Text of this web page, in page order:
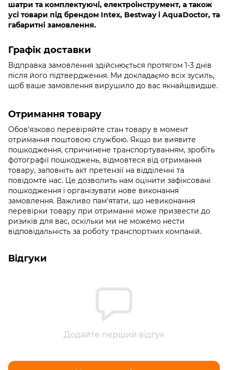
шатри та комплектуючі, електроінструмент, а також
усі товари під брендом Intex, Bestway і AquaDoctor, та
габаритні замовлення.
Графік доставки
Відправка замовлення здійснюється протягом 1-3 днів
після його підтвердження. Ми докладаємо всіх зусиль,
щоб ваше замовлення вирушило до вас якнайшвидше.
Отримання товару
Обов'язково перевіряйте стан товару в момент
отримання поштовою службою. Якщо ви виявите
пошкодження, спричинене транспортуванням, зробіть
фотографії пошкоджень, відмовтеся від отримання
товару, заповніть акт претензії на відділенні та
повідомте нас. Це дозволить нам оцінити зафіксовані
пошкодження і організувати нове виконання
замовлення. Важливо пам'ятати, що невиконання
перевірки товару при отриманні може призвести до
ризиків для вас, оскільки ми не можемо нести
відповідальність за роботу транспортних компаній.
Відгуки
Додайте перший відгук